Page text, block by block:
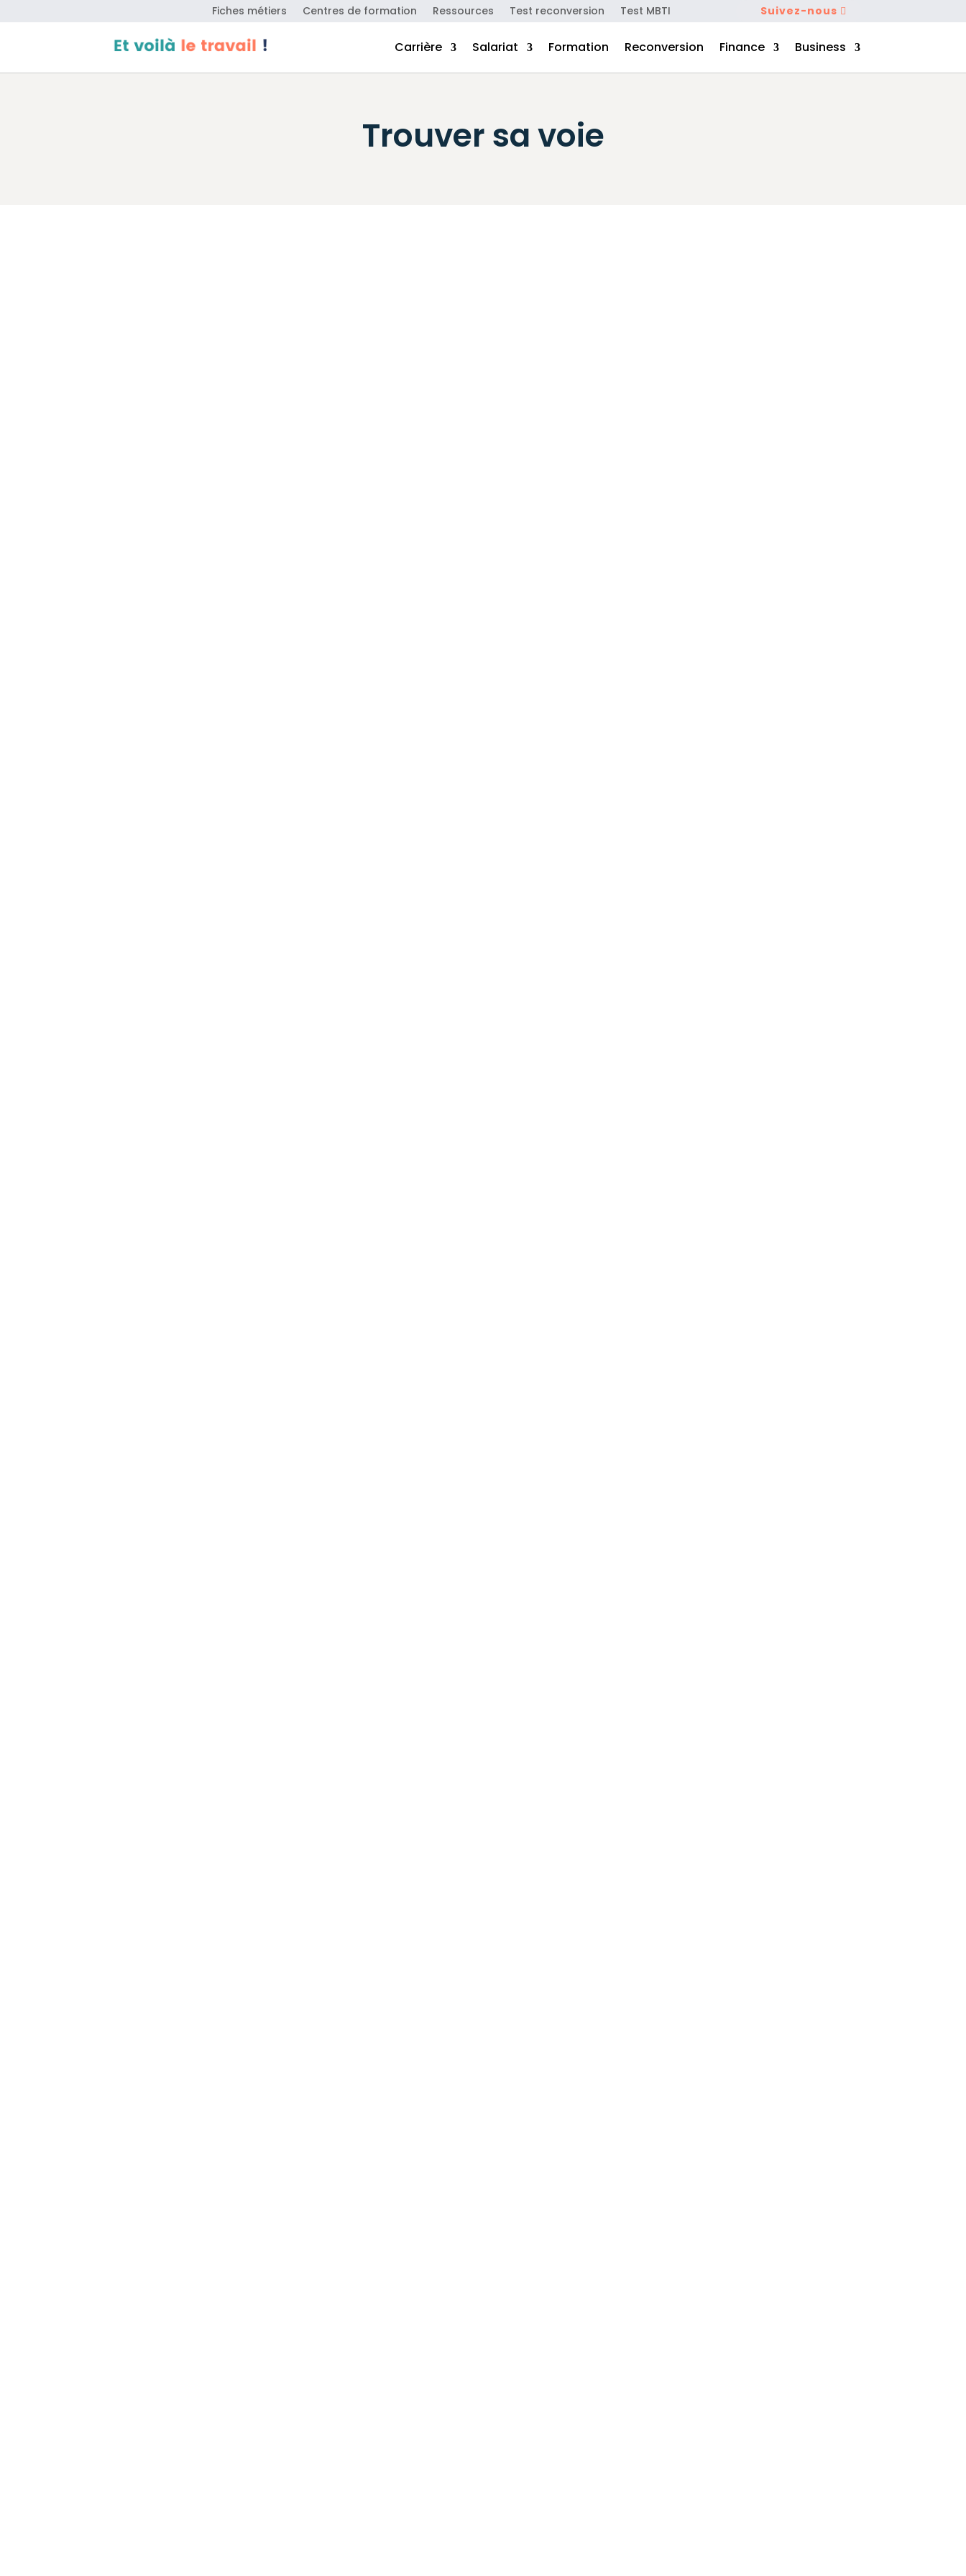
Fiches métiers Centres de formation Ressources Test reconversion Test MBTI Suivez-nous
Carrière Salariat Formation Reconversion Finance Business
Trouver sa voie